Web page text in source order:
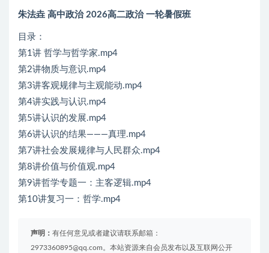
朱法垚 高中政治 2026高二政治 一轮暑假班
目录：
第1讲 哲学与哲学家.mp4
第2讲物质与意识.mp4
第3讲客观规律与主观能动.mp4
第4讲实践与认识.mp4
第5讲认识的发展.mp4
第6讲认识的结果———真理.mp4
第7讲社会发展规律与人民群众.mp4
第8讲价值与价值观.mp4
第9讲哲学专题一：主客逻辑.mp4
第10讲复习一：哲学.mp4
声明： 有任何意见或者建议请联系邮箱：
2973360895@qq.com。本站资源来自会员发布以及互联网公开